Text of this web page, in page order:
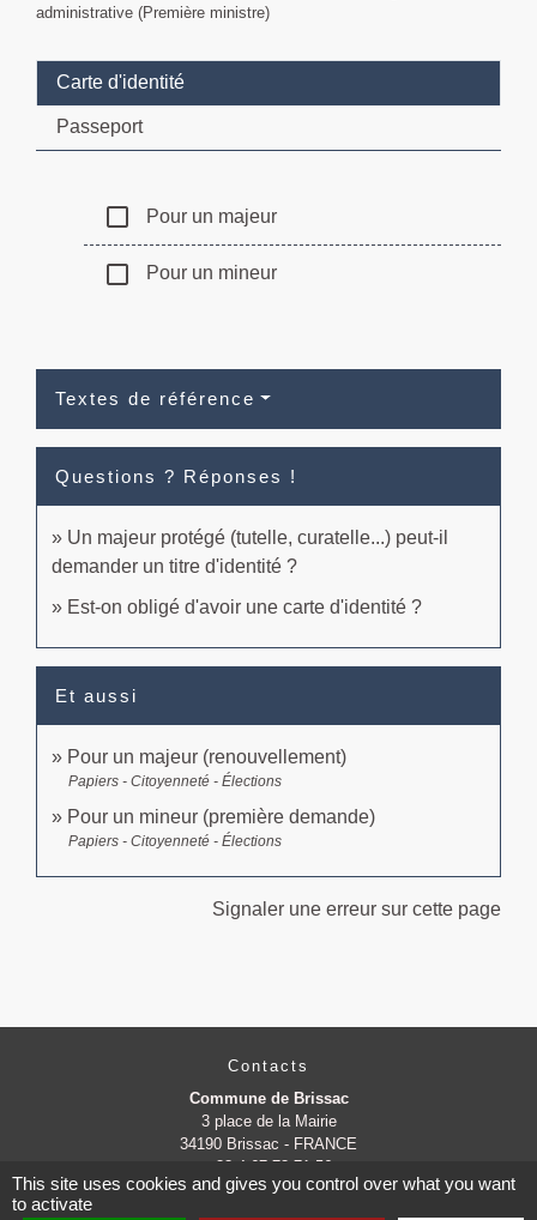
administrative (Première ministre)
Carte d'identité
Passeport
check_box_outline_blank Pour un majeur
check_box_outline_blank Pour un mineur
Textes de référence
Questions ? Réponses !
Un majeur protégé (tutelle, curatelle...) peut-il
demander un titre d'identité ?
Est-on obligé d'avoir une carte d'identité ?
Et aussi
Pour un majeur (renouvellement)
Papiers - Citoyenneté - Élections
Pour un mineur (première demande)
Papiers - Citoyenneté - Élections
Signaler une erreur sur cette page
Contacts
Commune de Brissac
3 place de la Mairie
34190 Brissac - FRANCE
+33 4 67 73 71 56
This site uses cookies and gives you control over what you want
to activate